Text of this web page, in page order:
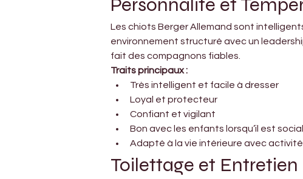
Les chiots Berger Allemand sont
environnement structuré avec un
fait des compagnons fiables.
Traits principaux :
Très intelligent et facile à dresser
Loyal et protecteur
Confiant et vigilant
Bon avec les enfants lorsqu’il est
Adapté à la vie intérieure avec
Toilettage et Entretien